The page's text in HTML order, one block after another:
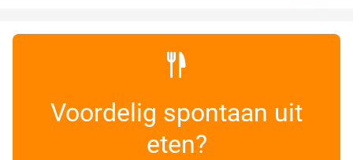
Voordelig spontaan uit
eten?